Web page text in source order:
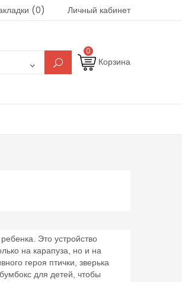
(0) Личный кабинет
Корзина
0
Это устройство
на карапуза, но и на
героя птички, зверька
для детей, чтобы